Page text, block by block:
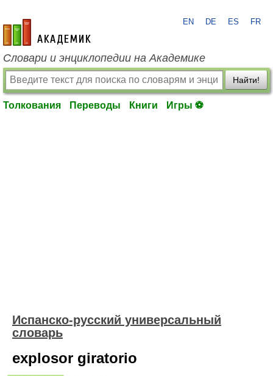
academic.ru
EN DE ES FR
Словари и энциклопедии на Академике
Найти!
Толкования Переводы Книги Игры ⚽
Испанско-русский универсальный
словарь
explosor giratorio